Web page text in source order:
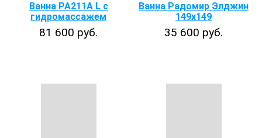
Ванна PA211A L с
гидромассажем
81 600 руб.
Ванна Радомир Элджин
149х149
35 600 руб.